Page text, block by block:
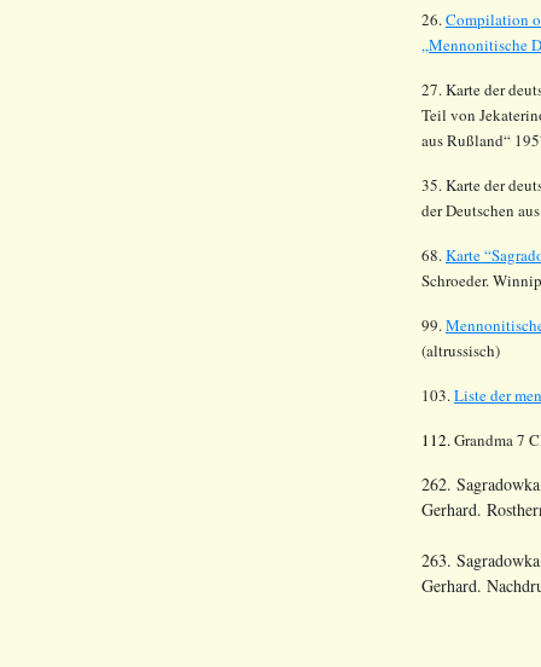
26.Compilation
„Mennonitische
27. Karte der
Teil von
ausRußland“
35. Karte der
der Deutschen
68.Karte“
Schroeder.
99.
(altrussisch)
103.Liste der
112.Grandma 7
262.
Gerhard.
263.
Gerhard.